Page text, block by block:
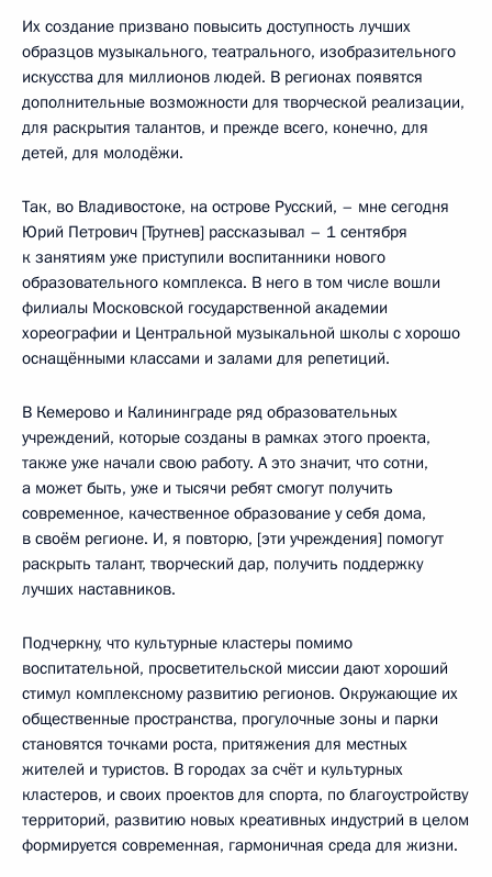
Их создание призвано повысить доступность лучших
образцов музыкального, театрального, изобразительного
искусства для миллионов людей. В регионах появятся
дополнительные возможности для творческой реализации,
для раскрытия талантов, и прежде всего, конечно, для
детей, для молодёжи.
Так, во Владивостоке, на острове Русский, – мне сегодня
Юрий Петрович [Трутнев] рассказывал – 1 сентября
к занятиям уже приступили воспитанники нового
образовательного комплекса. В него в том числе вошли
филиалы Московской государственной академии
хореографии и Центральной музыкальной школы с хорошо
оснащёнными классами и залами для репетиций.
В Кемерово и Калининграде ряд образовательных
учреждений, которые созданы в рамках этого проекта,
также уже начали свою работу. А это значит, что сотни,
а может быть, уже и тысячи ребят смогут получить
современное, качественное образование у себя дома,
в своём регионе. И, я повторю, [эти учреждения] помогут
раскрыть талант, творческий дар, получить поддержку
лучших наставников.
Подчеркну, что культурные кластеры помимо
воспитательной, просветительской миссии дают хороший
стимул комплексному развитию регионов. Окружающие их
общественные пространства, прогулочные зоны и парки
становятся точками роста, притяжения для местных
жителей и туристов. В городах за счёт и культурных
кластеров, и своих проектов для спорта, по благоустройству
территорий, развитию новых креативных индустрий в целом
формируется современная, гармоничная среда для жизни.